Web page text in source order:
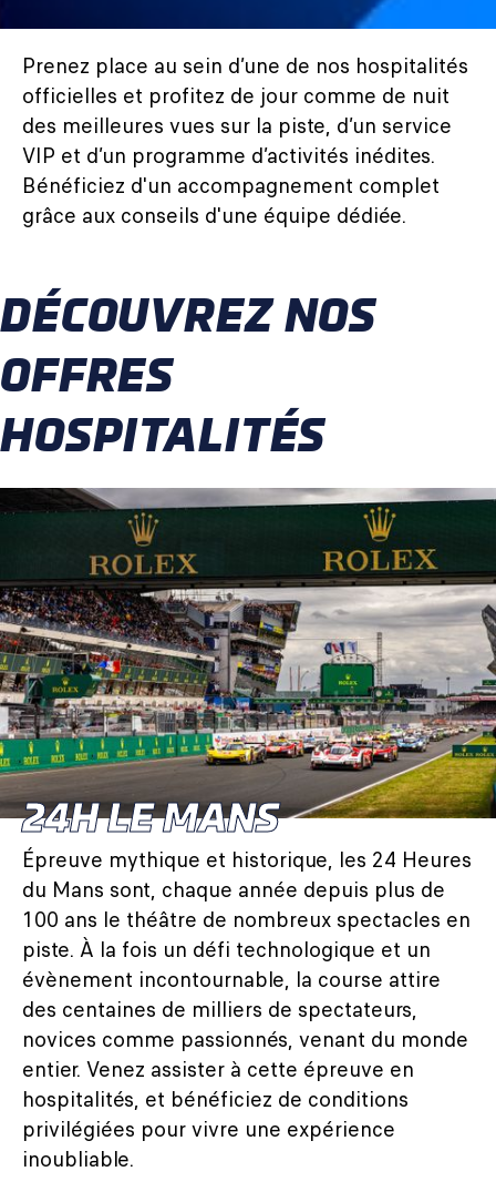
Prenez place au sein d’une de nos hospitalités
officielles et profitez de jour comme de nuit
des meilleures vues sur la piste, d’un service
VIP et d’un programme d’activités inédites.
Bénéficiez d'un accompagnement complet
grâce aux conseils d'une équipe dédiée.
DÉCOUVREZ NOS
OFFRES
HOSPITALITÉS
24H LE MANS
Épreuve mythique et historique, les 24 Heures
du Mans sont, chaque année depuis plus de
100 ans le théâtre de nombreux spectacles en
piste. À la fois un défi technologique et un
évènement incontournable, la course attire
des centaines de milliers de spectateurs,
novices comme passionnés, venant du monde
entier. Venez assister à cette épreuve en
hospitalités, et bénéficiez de conditions
privilégiées pour vivre une expérience
inoubliable.